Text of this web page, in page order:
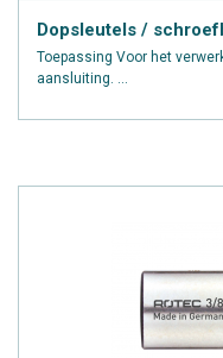
Dopsleutels /
Toepassing Voor het
aansluiting. ...